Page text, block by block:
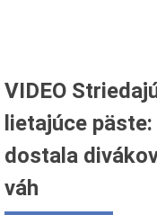
VIDEO
lietajúce
dostala
váh